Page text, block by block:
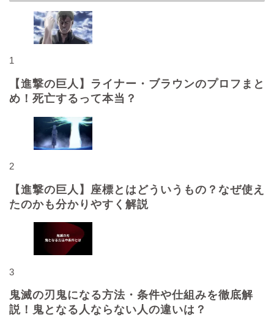
1
【進撃の巨人】ライナー・ブラウンのプロフまと
め！死亡するって本当？
2
【進撃の巨人】座標とはどういうもの？なぜ使え
たのかも分かりやすく解説
3
鬼滅の刃鬼になる方法・条件や仕組みを徹底解
説！鬼となる人ならない人の違いは？